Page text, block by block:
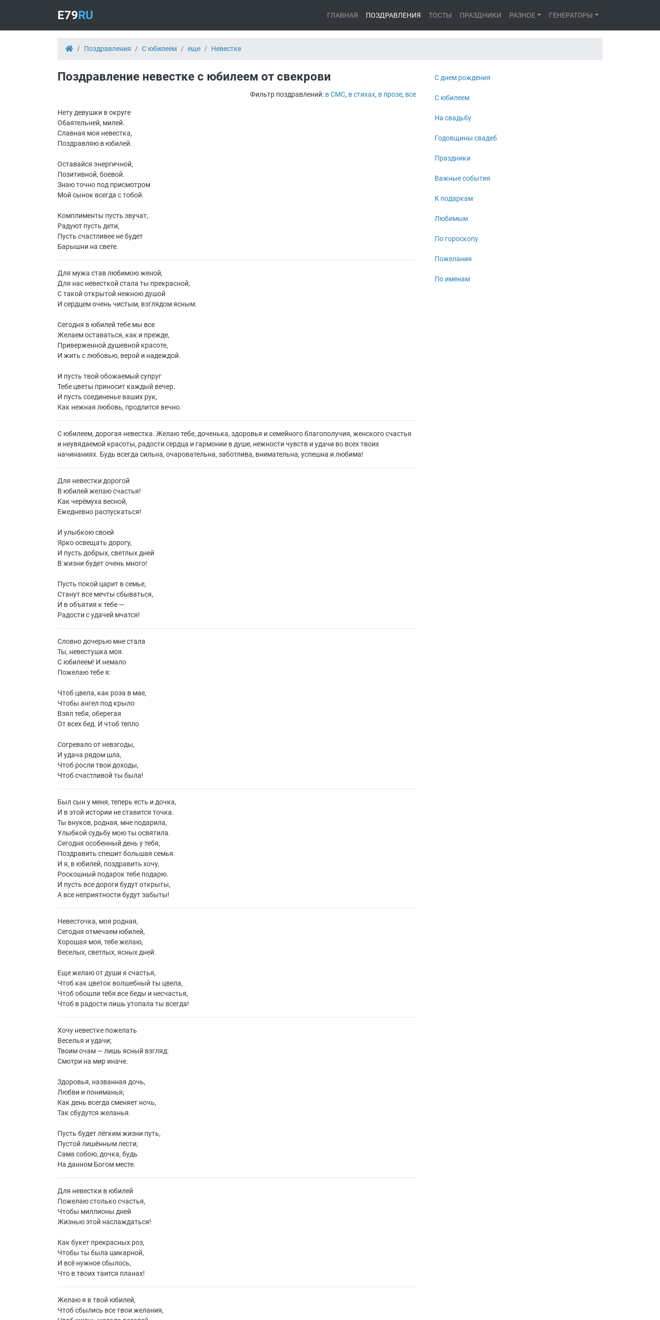
E79RU ГЛАВНАЯ ПОЗДРАВЛЕНИЯ ТОСТЫ ПРАЗДНИКИ РАЗНОЕ ГЕНЕРАТОРЫ
Поздравления С юбилеем eще Невестке
Поздравление невестке с юбилеем от свекрови
Фильтр поздравлений: в СМС, в стихах, в прозе, все
Нету девушки в округе
Обаятельней, милей.
Славная моя невестка,
Поздравляю в юбилей.
Оставайся энергичной,
Позитивной, боевой.
Знаю точно под присмотром
Мой сынок всегда с тобой.
Комплименты пусть звучат,
Радуют пусть дети,
Пусть счастливее не будет
Барышни на свете.
Для мужа став любимою женой,
Для нас невесткой стала ты прекрасной,
С такой открытой нежною душой
И сердцем очень чистым, взглядом ясным.
Сегодня в юбилей тебе мы все
Желаем оставаться, как и прежде,
Приверженной душевной красоте,
И жить с любовью, верой и надеждой.
И пусть твой обожаемый супруг
Тебе цветы приносит каждый вечер.
И пусть соединенье ваших рук,
Как нежная любовь, продлится вечно.
С юбилеем, дорогая невестка. Желаю тебе, доченька, здоровья и семейного благополучия, женского счастья
и неувядаемой красоты, радости сердца и гармонии в душе, нежности чувств и удачи во всех твоих
начинаниях. Будь всегда сильна, очаровательна, заботлива, внимательна, успешна и любима!
Для невестки дорогой
В юбилей желаю счастья!
Как черёмуха весной,
Ежедневно распускаться!
И улыбкою своей
Ярко освещать дорогу,
И пусть добрых, светлых дней
В жизни будет очень много!
Пусть покой царит в семье,
Станут все мечты сбываться,
И в объятия к тебе —
Радости с удачей мчатся!
Словно дочерью мне стала
Ты, невестушка моя.
С юбилеем! И немало
Пожелаю тебе я:
Чтоб цвела, как роза в мае,
Чтобы ангел под крыло
Взял тебя, оберегая
От всех бед. И чтоб тепло
Согревало от невзгоды,
И удача рядом шла,
Чтоб росли твои доходы,
Чтоб счастливой ты была!
Был сын у меня, теперь есть и дочка,
И в этой истории не ставится точка.
Ты внуков, родная, мне подарила,
Улыбкой судьбу мою ты освятила.
Сегодня особенный день у тебя,
Поздравить спешит большая семья.
И я, в юбилей, поздравить хочу,
Роскошный подарок тебе подарю.
И пусть все дороги будут открыты,
А все неприятности будут забыты!
Невесточка, моя родная,
Сегодня отмечаем юбилей,
Хорошая моя, тебе желаю,
Веселых, светлых, ясных дней.
Еще желаю от души я счастья,
Чтоб как цветок волшебный ты цвела,
Чтоб обошли тебя все беды и несчастья,
Чтоб в радости лишь утопала ты всегда!
Хочу невестке пожелать
Веселья и удачи;
Твоим очам — лишь ясный взгляд:
Смотри на мир иначе.
Здоровья, названная дочь,
Любви и пониманья;
Как день всегда сменяет ночь,
Так сбудутся желанья.
Пусть будет лёгким жизни путь,
Пустой лишённым лести;
Сама собою, дочка, будь
На данном Богом месте.
Для невестки в юбилей
Пожелаю столько счастья,
Чтобы миллионы дней
Жизнью этой наслаждаться!
Как букет прекрасных роз,
Чтобы ты была шикарной,
И всё нужное сбылось,
Что в твоих таится планах!
Желаю я в твой юбилей,
Чтоб сбылись все твои желания,
С днем рождения
С юбилеем
На свадьбу
Годовщины свадеб
Праздники
Важные события
К подаркам
Любимым
По гороскопу
Пожелания
По именам